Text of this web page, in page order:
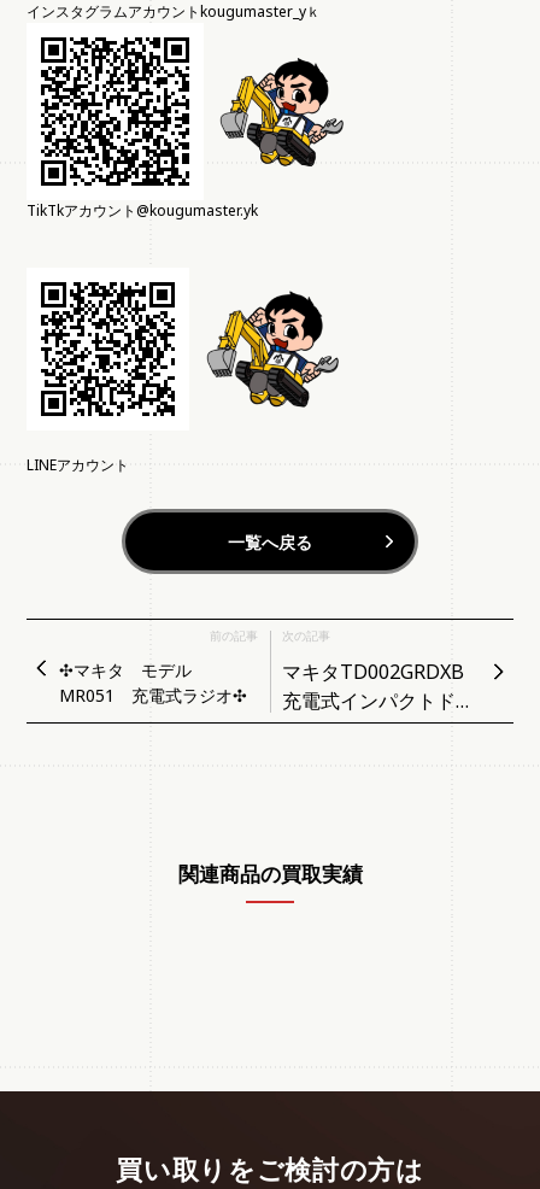
インスタグラムアカウントkougumaster_yｋ
TikTkアカウント@kougumaster.yk
LINEアカウント
一覧へ戻る
次の記事
マキタTD002GRDXB
充電式インパクトドラ
イバ黒（本体・バッテ
リ2個・充電器）フル
前の記事
✣マキタ モデル
MR051 充電式ラジオ✣
関連商品の買取実績
買い取りをご検討の方は